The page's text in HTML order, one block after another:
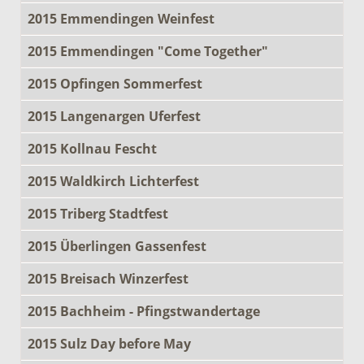
2015 Emmendingen Weinfest
2015 Emmendingen "Come Together"
2015 Opfingen Sommerfest
2015 Langenargen Uferfest
2015 Kollnau Fescht
2015 Waldkirch Lichterfest
2015 Triberg Stadtfest
2015 Überlingen Gassenfest
2015 Breisach Winzerfest
2015 Bachheim - Pfingstwandertage
2015 Sulz Day before May